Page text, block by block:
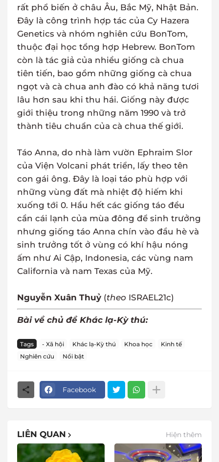
rất phổ biến ở châu Âu, Bắc Mỹ, Nhật Bản.
Đây là công trình hợp tác của Cy Hazera
Genetics và nhóm nghiên cứu BonTom,
thuộc đại học tổng hợp Hebrew. BonTom
còn là tác giả của nhiều giống cà chua
tiên tiến, bao gồm những giống cà chua
ngọt và cà chua anh đào có khả năng tươi
lâu hơn sau khi thu hái. Giống này được
giới thiệu trong những năm 1990 và trở
thành tiêu chuẩn của cà chua thế giới.
Táo Anna, do nhà làm vườn Ephraim Slor
của Viện Volcani phát triển, lấy theo tên
con gái ông. Đây là loại táo phù hợp với
những vùng đất mà nhiệt độ hiếm khi
xuống tới 0. Hầu hết các giống táo đều
cần cái lạnh của mùa đông để sinh trưởng
nhưng giống táo Anna chín vào đầu hè và
sinh trưởng tốt ở vùng có khí hậu nóng
ấm như Ai Cập, Indonesia, các vùng nam
California và nam Texas của Mỹ.
Nguyễn Xuân Thuỷ (theo ISRAEL21c)
Bài về chủ đề Khác lạ-Kỳ thú:
Tags - Xã hội Khác lạ-Kỳ thú Khoa học
Kinh tế
Nghiên cứu
Nổi bật
Facebook
LIÊN QUAN Hiện thêm